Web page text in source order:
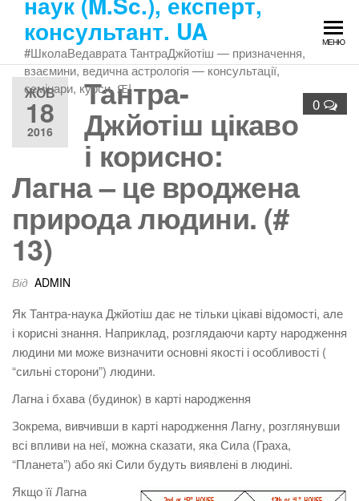
Перейти
змістуконсультант. UA
#ШколаВедаврата ТантраДжйотіш — призначення,
взаємини, ведична астрологія — консультації,
семінари, курси. Ԙ!
МЕНЮ
ЖОВ
18
2016
0
Тантра-
Джйотіш цікаво
і корисно:
Лагна – це вроджена
природа людини. (#
13)
Від ADMIN
Як Тантра-наука Джйотіш дає не тільки цікаві відомості, але
і корисні знання. Наприклад, розглядаючи карту народження
людини ми може визначити основні якості і особливості (
“сильні сторони”) людини.
Лагна і бхава (будинок) в карті народження
Зокрема, вивчивши в карті народження Лагну, розглянувши
всі впливи на неї, можна сказати, яка Сила (Граха,
“Планета”) або які Сили будуть виявлені в людині.
Якщо її Лагна